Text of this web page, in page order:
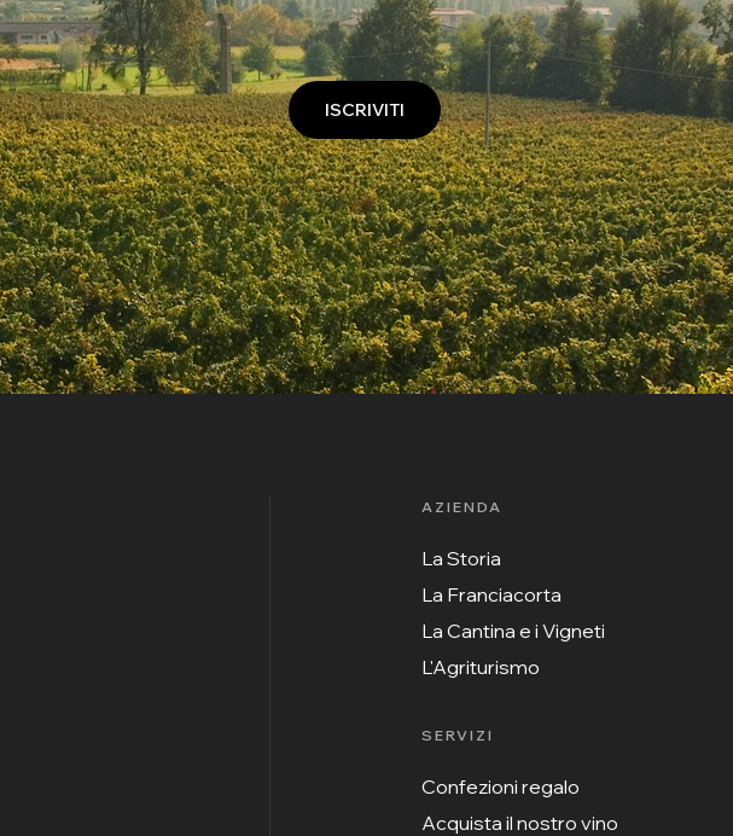
ISCRIVITI
AZIENDA
La Storia
La Franciacorta
La Cantina e i Vigneti
L'Agriturismo
SERVIZI
Confezioni regalo
Acquista il nostro vino